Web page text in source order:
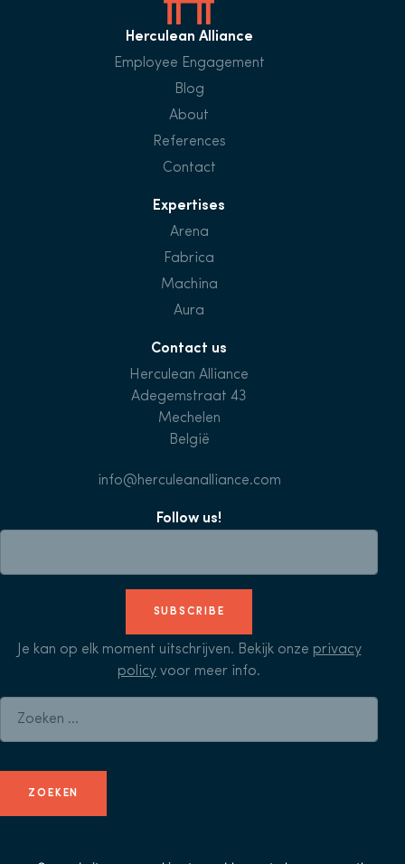
Herculean Alliance
Employee Engagement
Blog
About
References
Contact
Expertises
Arena
Fabrica
Machina
Aura
Contact us
Herculean Alliance
Adegemstraat 43
Mechelen
België
info@herculeanalliance.com
Follow us!
SUBSCRIBE
Je kan op elk moment uitschrijven. Bekijk onze privacy
policy voor meer info.